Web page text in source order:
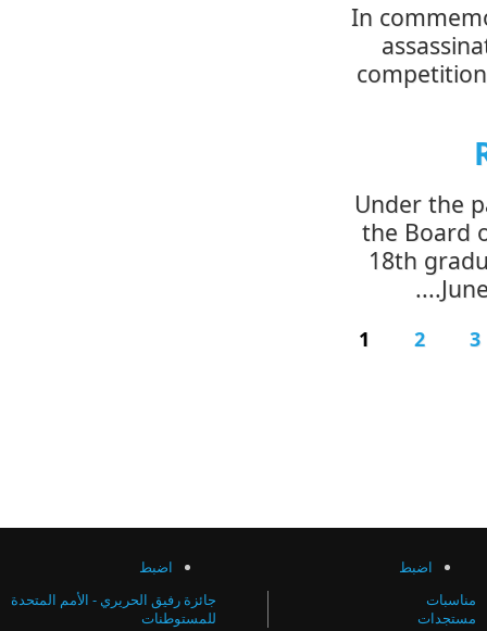
. In
Under
the
18th
1 2
جائزة رفيق الحريري - الأمم المتحدة
للمستوطنات